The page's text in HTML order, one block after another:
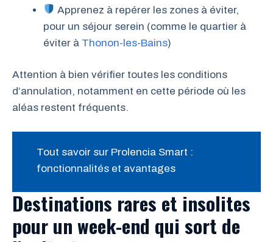
Apprenez à repérer les zones à éviter,
pour un séjour serein (comme le quartier à
éviter à Thonon-les-Bains)
Attention à bien vérifier toutes les conditions
d’annulation, notamment en cette période où les
aléas restent fréquents.
Tout savoir sur Prolencia Smart :
fonctionnalités et avantages
Destinations rares et insolites
pour un week-end qui sort de